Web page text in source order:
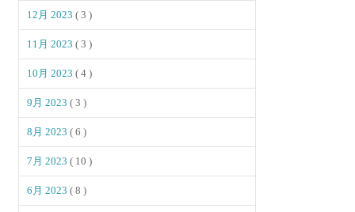
12月 2023( 3 )
11月 2023( 3 )
10月 2023( 4 )
9月 2023( 3 )
8月 2023( 6 )
7月 2023( 10 )
6月 2023( 8 )